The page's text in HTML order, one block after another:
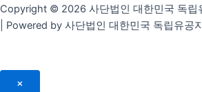
Copyright © 2026 사단법인 대한민국 독립
| Powered by 사단법인 대한민국 독립유공
×